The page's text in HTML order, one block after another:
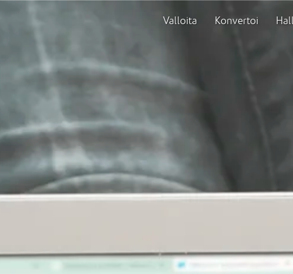
Valloita Konvertoi